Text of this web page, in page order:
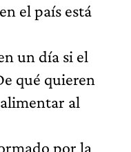
el país está
un día si el
qué quieren
al
por la